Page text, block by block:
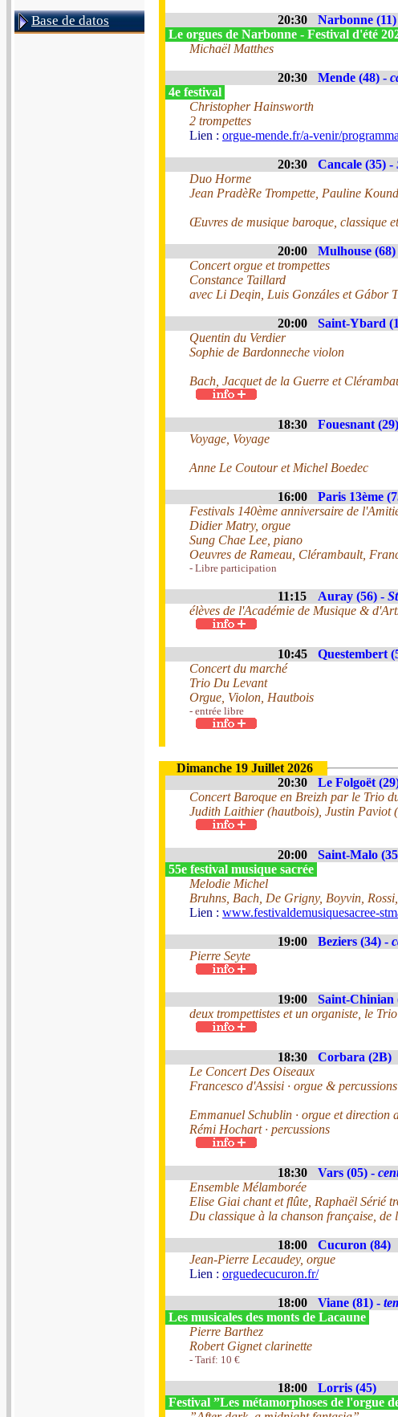
Base de datos 20:30 Narbonne
Le orgues de Narbonne - Festival d'été
Michaël Matthes
20:30 Mende (48) -
4e festival
Christopher Hainsworth
2 trompettes
Lien : orgue-mende.fr/a-venir/
20:30 Cancale (35) -
Duo Horme
Jean PradèRe Trompette, Pauline
Œuvres de musique baroque, classique
20:00 Mulhouse (68)
Concert orgue et trompettes
Constance Taillard
avec Li Deqin, Luis Gonzáles et Gábor
20:00
Saint-Ybard
Quentin du Verdier
Sophie de Bardonneche violon
Bach, Jacquet de la Guerre et
18:30
Fouesnant (29)
Voyage, Voyage
Anne Le Coutour et Michel Boedec
16:00 Paris 13ème
Festivals 140ème anniversaire de
Didier Matry, orgue
Sung Chae Lee, piano
Oeuvres de Rameau, Clérambault,
- Libre participation
11:15 Auray (56) -
élèves de l'Académie de Musique &
10:45 Questembert
Concert du marché
Trio Du Levant
Orgue, Violon, Hautbois
- entrée libre
Dimanche 19 Juillet 2026
20:30
Le Folgoët
Concert Baroque en Breizh par le Trio
Judith Laithier (hautbois), Justin Paviot
20:00 Saint-Malo
55e festival musique sacrée
Melodie Michel
Bruhns, Bach, De Grigny, Boyvin,
Lien : www.festivaldemusiquesacree-
19:00 Beziers (34) -
Pierre Seyte
19:00
Saint-Chinian
deux trompettistes et un organiste, le
18:30
Corbara (2B)
Le Concert Des Oiseaux
Francesco d'Assisi · orgue & percussions
Emmanuel Schublin · orgue et direction
Rémi Hochart · percussions
18:30 Vars (05) -
Ensemble Mélamborée
Elise Giai chant et flûte, Raphaël Sérié
Du classique à la chanson française,
18:00
Cucuron (84)
Jean-Pierre Lecaudey, orgue
Lien : orguedecucuron.fr/
18:00 Viane (81) -
Les musicales des monts de Lacaune
Pierre Barthez
Robert Gignet clarinette
- Tarif: 10 €
18:00
Lorris (45)
Festival ”Les métamorphoses de l'orgue